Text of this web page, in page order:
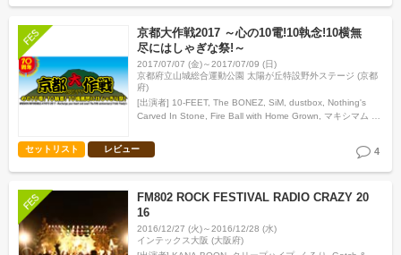
京都大作戦2017 ～心の10電!10執念!10横無
尽にはしゃぎな祭!～
2017/07/07 (金)～2017/07/09 (日)
京都府立山城総合運動公園 太陽が丘特設野外ステージ (京都
府)
[出演者] 10-FEET, The BONEZ, SiM, dustbox, Nothing's
Carved In Stone, Fire Ball with Home Grown, マキシマム ザ
セットリスト
レビュー 4
FM802 ROCK FESTIVAL RADIO CRAZY 20
16
2016/12/27 (火)～2016/12/28 (水)
インテックス大阪 (大阪府)